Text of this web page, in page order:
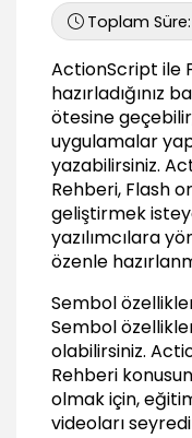
04:00
Sürükle bırak
06:56
Klavye olayları
03:41
Tetikleyici
06:18
Koşullu
Koşullu ifadeler
If..else..if
09:06
Switch Case
06:01
Döngüler
Toplam
ActionScript ile
hazırladığınız
ötesine
uygulamalar
yazabilirsiniz.
Rehberi, Flash
geliştirmek
yazılımcılara
özenle
Sembol
Sembol
olabilirsiniz.
Rehberi
olmak için,
videoları